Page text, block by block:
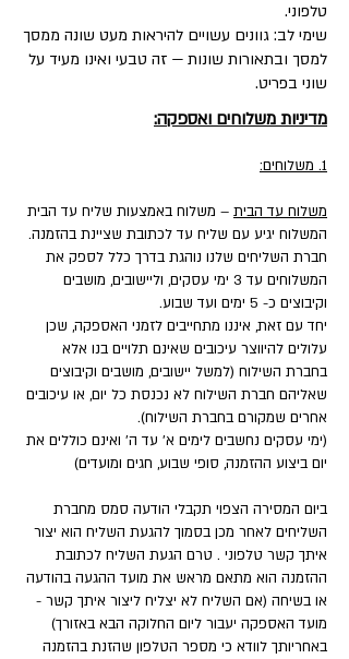
טלפוני.
שימי לב: גוונים עשויים להיראות מעט שונה ממסך
למסך ובתאורות שונות — זה טבעי ואינו מעיד על
שוני בפריט.
מדיניות משלוחים ואספקה:
1. משלוחים:
משלוח עד הבית – משלוח באמצעות שליח עד הבית
המשלוח יגיע עם שליח עד לכתובת שציינת בהזמנה.
חברת השליחים שלנו נוהגת בדרך כלל לספק את
המשלוחים עד 3 ימי עסקים, וליישובים, מושבים
וקיבוצים כ- 5 ימים ועד שבוע.
יחד עם זאת, איננו מתחייבים לזמני האספקה, שכן
עלולים להיווצר עיכובים שאינם תלויים בנו אלא
בחברת השילוח (למשל יישובים, מושבים וקיבוצים
שאליהם חברת השילוח לא נכנסת כל יום, או עיכובים
אחרים שמקורם בחברת השילוח).
(ימי עסקים נחשבים לימים א' עד ה' ואינם כוללים את
יום ביצוע ההזמנה, סופי שבוע, חגים ומועדים)
ביום המסירה הצפוי תקבלי הודעה סמס מחברת
השליחים לאחר מכן בסמוך להגעת השליח הוא יצור
איתך קשר טלפוני . טרם הגעת השליח לכתובת
ההזמנה הוא מתאם מראש את מועד ההגעה בהודעה
או בשיחה (אם השליח לא יצליח ליצור איתך קשר -
מועד האספקה יעבור ליום החלוקה הבא באזורך)
באחריותך לוודא כי מספר הטלפון שהזנת בהזמנה